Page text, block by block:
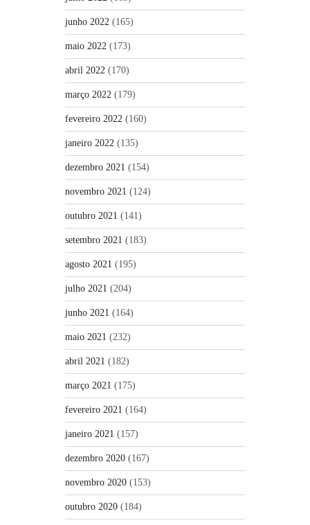
junho 2022 (165)
maio 2022 (173)
abril 2022 (170)
março 2022 (179)
fevereiro 2022 (160)
janeiro 2022 (135)
dezembro 2021 (154)
novembro 2021 (124)
outubro 2021 (141)
setembro 2021 (183)
agosto 2021 (195)
julho 2021 (204)
junho 2021 (164)
maio 2021 (232)
abril 2021 (182)
março 2021 (175)
fevereiro 2021 (164)
janeiro 2021 (157)
dezembro 2020 (167)
novembro 2020 (153)
outubro 2020 (184)